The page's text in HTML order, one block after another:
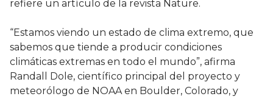
refiere un artículo de la revista Nature.
“Estamos viendo un estado de clima extremo, que
sabemos que tiende a producir condiciones
climáticas extremas en todo el mundo”, afirma
Randall Dole, científico principal del proyecto y
meteorólogo de NOAA en Boulder, Colorado, y